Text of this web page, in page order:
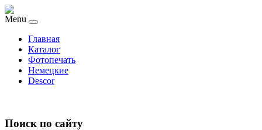
Menu
Главная
Каталог
Фотопечать
Немецкие
Descor
Поиск по сайту